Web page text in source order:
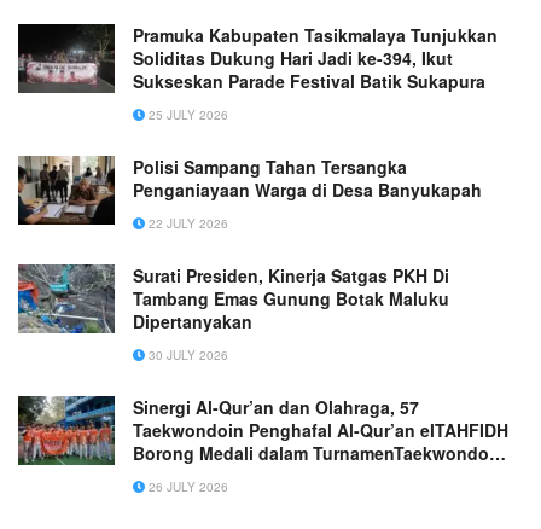
Pramuka Kabupaten Tasikmalaya Tunjukkan
Soliditas Dukung Hari Jadi ke-394, Ikut
Sukseskan Parade Festival Batik Sukapura
25 JULY 2026
Polisi Sampang Tahan Tersangka
Penganiayaan Warga di Desa Banyukapah
22 JULY 2026
Surati Presiden, Kinerja Satgas PKH Di
Tambang Emas Gunung Botak Maluku
Dipertanyakan
30 JULY 2026
Sinergi Al-Qur’an dan Olahraga, 57
Taekwondoin Penghafal Al-Qur’an elTAHFIDH
Borong Medali dalam TurnamenTaekwondo
MGMP Bogor Raya
26 JULY 2026